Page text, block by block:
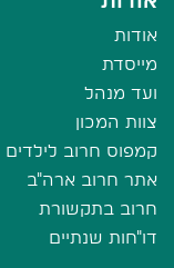
אודות
מייסדת
ועד מנהל
צוות המכון
קמפוס חרוב לילדים
אתר חרוב ארה"ב
חרוב בתקשורת
דו"חות שנתיים